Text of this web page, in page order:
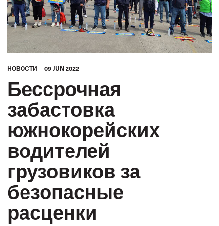
HОВОСТИ 09 JUN 2022
Бессрочная
забастовка
южнокорейских
водителей
грузовиков за
безопасные
расценки